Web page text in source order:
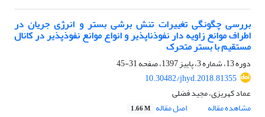
بررسی چگونگی تغییرات تنش برشی بستر و انرژی جریان در
اطراف موانع زاویه دار نفوذناپذیر و انواع موانع نفوذپذیر در کانال
مستقیم با بستر متحرک
دوره 13، شماره 3، پاییز 1397، صفحه
31-45
10.30482/jhyd.2018.81355
عماد کهریزی، مجید فضلی
مشاهده مقاله
اصل مقاله 1.66 M